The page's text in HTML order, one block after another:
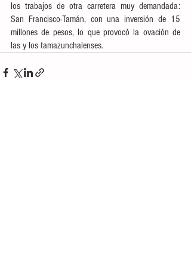
los trabajos de otra carretera muy demandada:
San Francisco-Tamán, con una inversión de 15
millones de pesos, lo que provocó la ovación de
las y los tamazunchalenses.